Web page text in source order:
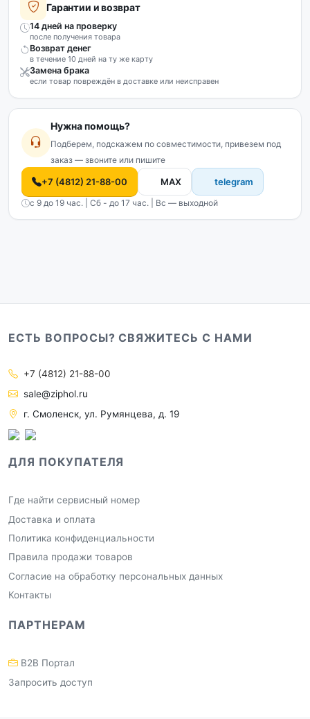
Гарантии и возврат
14 дней на проверку
после получения товара
Возврат денег
в течение 10 дней на ту же карту
Замена брака
если товар повреждён в доставке или неисправен
Нужна помощь?
Подберем, подскажем по совместимости, привезем под
заказ — звоните или пишите
+7 (4812) 21-88-00 MAX telegram
с 9 до 19 час. | Сб - до 17 час. | Вс — выходной
ЕСТЬ ВОПРОСЫ? СВЯЖИТЕСЬ С НАМИ
+7 (4812) 21-88-00
sale@ziphol.ru
г. Смоленск, ул. Румянцева, д. 19
ДЛЯ ПОКУПАТЕЛЯ
Где найти сервисный номер
Доставка и оплата
Политика конфиденциальности
Правила продажи товаров
Согласие на обработку персональных данных
Контакты
ПАРТНЕРАМ
B2B Портал
Запросить доступ